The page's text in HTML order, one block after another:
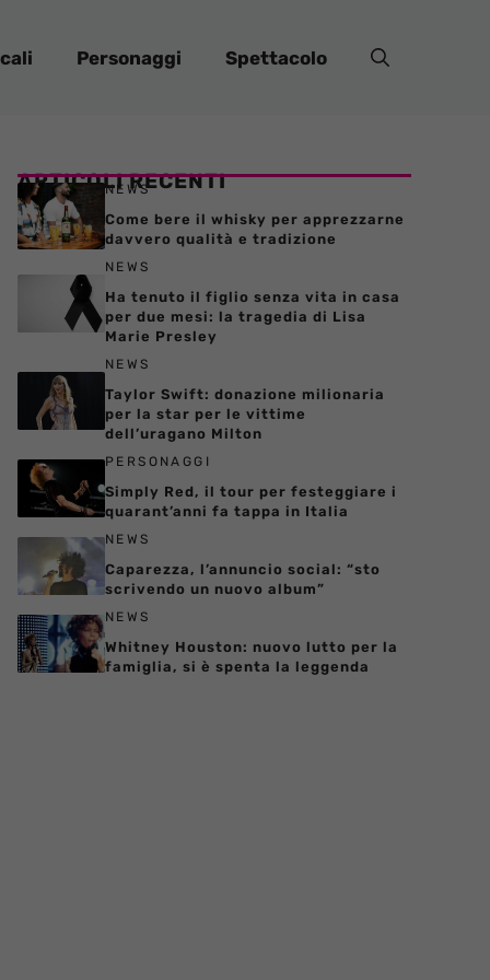
Personaggi Spettacolo
ARTICOLI RECENTI
NEWS
Come bere il whisky per apprezzarne
davvero qualità e tradizione
NEWS
Ha tenuto il figlio senza vita in casa
per due mesi: la tragedia di Lisa
Marie Presley
NEWS
Taylor Swift: donazione milionaria
per la star per le vittime
dell’uragano Milton
PERSONAGGI
Simply Red, il tour per festeggiare i
quarant’anni fa tappa in Italia
NEWS
Caparezza, l’annuncio social: “sto
scrivendo un nuovo album”
NEWS
Whitney Houston: nuovo lutto per la
famiglia, si è spenta la leggenda